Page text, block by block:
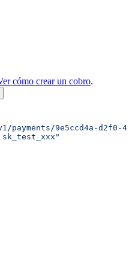
cómo crear un cobro.
9e5ccd4a-d2f0-